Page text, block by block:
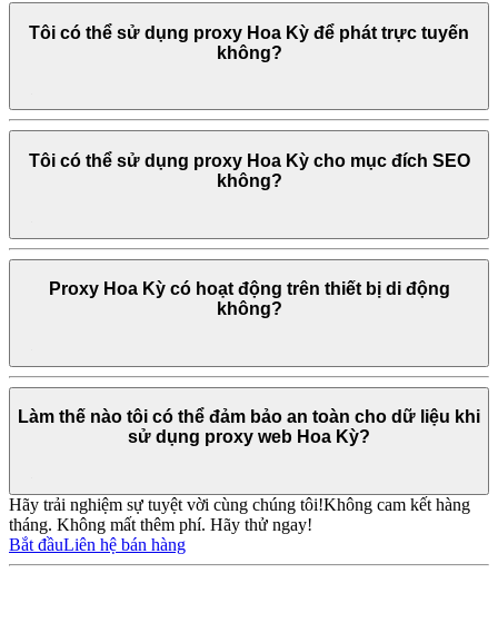
Tôi có thể sử dụng proxy Hoa Kỳ để phát trực tuyến
không?
Tôi có thể sử dụng proxy Hoa Kỳ cho mục đích SEO
không?
Proxy Hoa Kỳ có hoạt động trên thiết bị di động
không?
Làm thế nào tôi có thể đảm bảo an toàn cho dữ liệu khi
sử dụng proxy web Hoa Kỳ?
Hãy trải nghiệm sự tuyệt vời cùng chúng tôi!Không cam kết hàng
tháng. Không mất thêm phí. Hãy thử ngay!
Bắt đầuLiên hệ bán hàng